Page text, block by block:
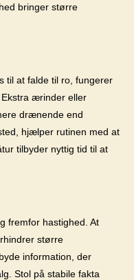
bringer større
til at falde til ro, fungerer
ærinder eller
drænende end
hjælper rutinen med at
tilbyder nyttig tid til at
fremfor hastighed. At
større
information, der
Stol på stabile fakta